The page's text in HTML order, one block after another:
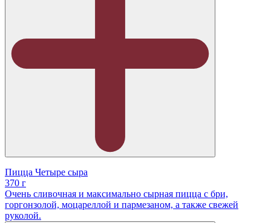
Пицца Четыре сыра
370 г
Очень сливочная и максимально сырная пицца с бри,
горгонзолой, моцареллой и пармезаном, а также свежей
руколой.